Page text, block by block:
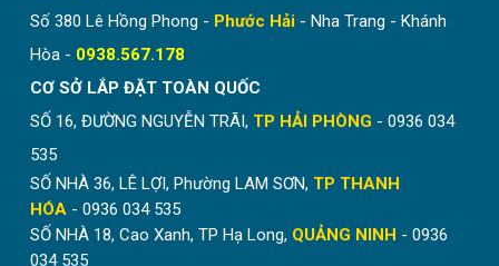
Số 380 Lê Hồng Phong - Phước Hải - Nha Trang - Khánh
Hòa - 0938.567.178
CƠ SỞ LẮP ĐẶT TOÀN QUỐC
SỐ 16, ĐƯỜNG NGUYỄN TRÃI, TP HẢI PHÒNG - 0936 034
535
SỐ NHÀ 36, LÊ LỢI, Phường LAM SƠN, TP THANH
HÓA - 0936 034 535
SỐ NHÀ 18, Cao Xanh, TP Hạ Long, QUẢNG NINH - 0936
034 535